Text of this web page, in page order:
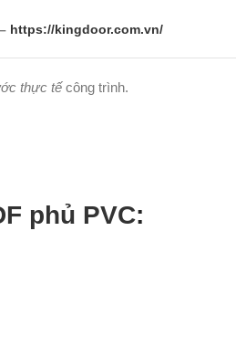
– https://kingdoor.com.vn/
thực tếcông trình.
phủ PVC: